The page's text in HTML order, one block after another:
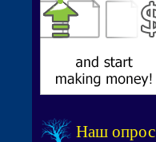
Наш опрос